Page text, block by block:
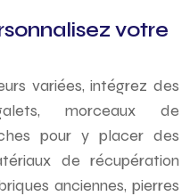
votre
variées, intégrez des
morceaux de
pour y placer des
de récupération
anciennes, pierres